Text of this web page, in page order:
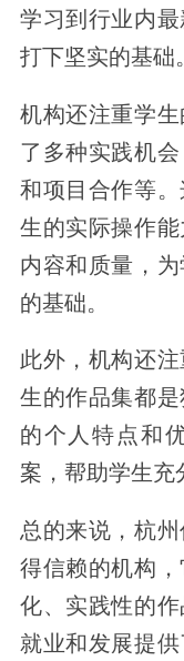
学习到行业内
打下坚实的基础。
机构还注重学
了多种实践机
和项目合作等
生的实际操作
内容和质量，
的基础。
此外，机构还
生的作品集都
的个人特点和
案，帮助学生充
总的来说，杭
得信赖的机构
化、实践性的
就业和发展提